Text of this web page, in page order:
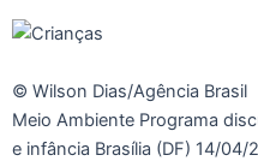
© Wilson Dias/Agência Brasil
Meio Ambiente Programa
e infância Brasília (DF) 14/04/